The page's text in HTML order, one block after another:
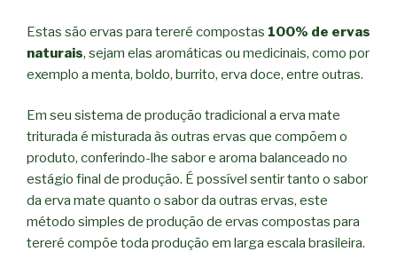
Estas são ervas para tereré compostas 100% de ervas
naturais, sejam elas aromáticas ou medicinais, como por
exemplo a menta, boldo, burrito, erva doce, entre outras.
Em seu sistema de produção tradicional a erva mate
triturada é misturada às outras ervas que compõem o
produto, conferindo-lhe sabor e aroma balanceado no
estágio final de produção. É possível sentir tanto o sabor
da erva mate quanto o sabor da outras ervas, este
método simples de produção de ervas compostas para
tereré compõe toda produção em larga escala brasileira.